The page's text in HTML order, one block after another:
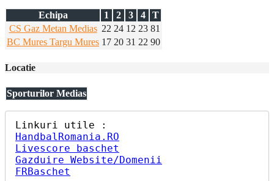
Echipa 1 2 3 4
T
CS Gaz Metan Medias 22 24 12 23 81
BC Mures Targu Mures 17 20 31 22 90
Locatie
Sporturilor Medias
HandbalRomania.RO
Livescore baschet
Gazduire Website/Domenii
FRBaschet